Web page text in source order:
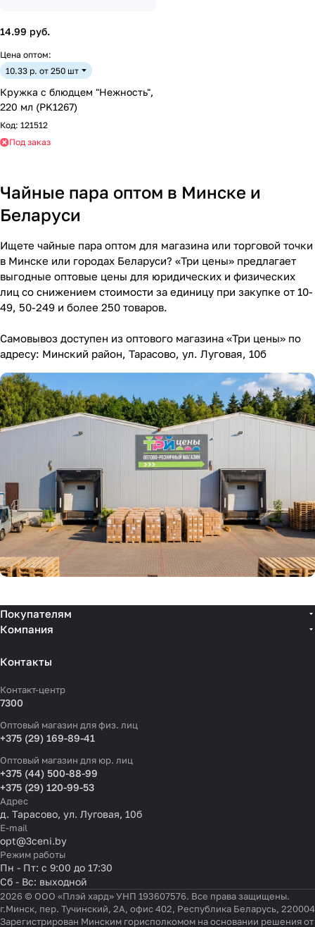
14.99 руб.
Цена оптом:
10.33 р. от 250 шт
Кружка с блюдцем "Нежность",
220 мл (PK1267)
Код: 121512
Под заказ
Чайные пара оптом в Минске и
Беларуси
Ищете чайные пара оптом для магазина или торговой точки
в Минске или городах Беларуси? «Три цены» предлагает
выгодные оптовые цены для юридических и физических
лиц со снижением стоимости за единицу при закупке от 10-
49, 50-249 и более 250 товаров.
Самовывоз доступен из оптового магазина «Три цены» по
адресу: Минский район, Тарасово, ул. Луговая, 10б
Покупателям
Компания
Контакты
Контакт-центр
7300
Оптовый магазин для физ. лиц
+375 (29) 169-89-41
Оптовый магазин для юр. лиц
+375 (44) 500-88-99
+375 (29) 120-99-53
Адрес
д. Тарасово, ул. Луговая, 10б
E-mail
opt@3ceni.by
Режим работы
Пн - Пт: с 9:00 до 17:30
Сб - Вс: выходной
2026 © ООО «Плэй хард» УНП 193607576. Все права защищены.
г.Минск, пер. Тучинский, 2А, офис 402, Республика Беларусь, 220004
Зарегистрирован Минским горисполкомом на основании решения от